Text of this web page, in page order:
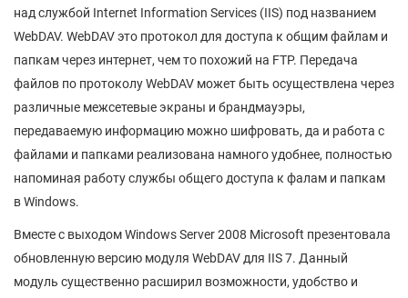
над службой Internet Information Services (IIS) под названием
WebDAV. WebDAV это протокол для доступа к общим файлам и
папкам через интернет, чем то похожий на FTP. Передача
файлов по протоколу WebDAV может быть осуществлена через
различные межсетевые экраны и брандмауэры,
передаваемую информацию можно шифровать, да и работа с
файлами и папками реализована намного удобнее, полностью
напоминая работу службы общего доступа к фалам и папкам
в Windows.
Вместе с выходом Windows Server 2008 Microsoft презентовала
обновленную версию модуля WebDAV для IIS 7. Данный
модуль существенно расширил возможности, удобство и